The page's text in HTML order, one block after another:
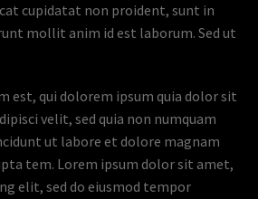
cupidatat non proident, sunt in
mollit anim id est laborum. Sed ut
est, qui dolorem ipsum quia dolor sit
velit, sed quia non numquam
ut labore et dolore magnam
tem. Lorem ipsum dolor sit amet,
elit, sed do eiusmod tempor